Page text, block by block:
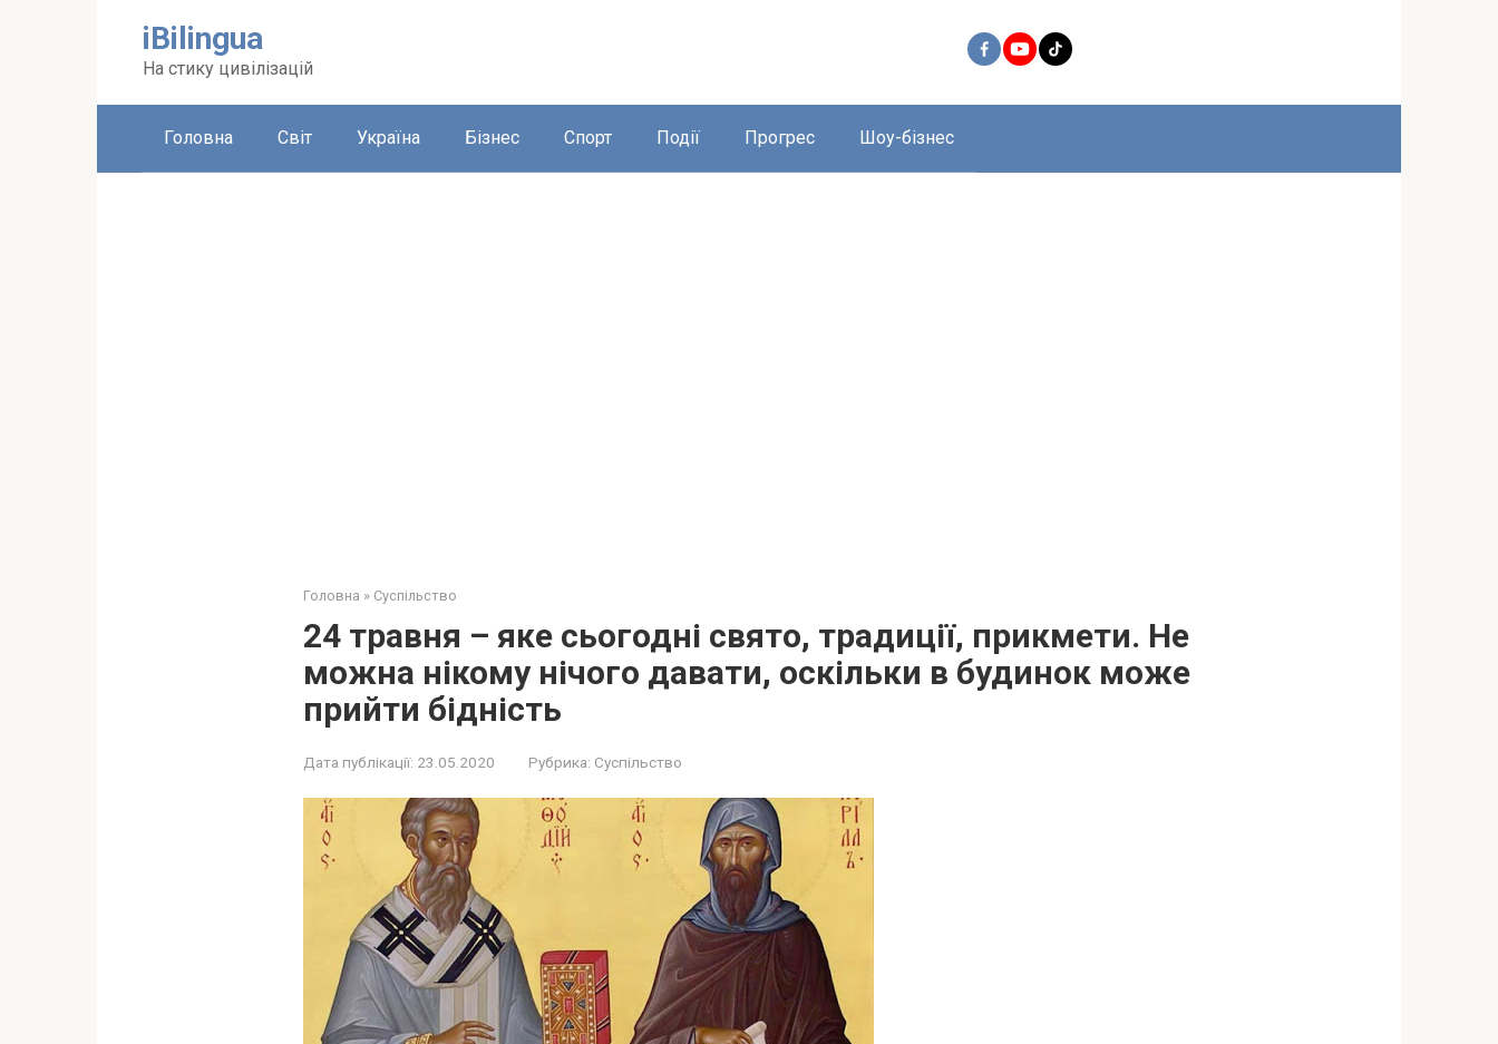
iBilingua
На стику цивілізацій
Головна Світ Україна Бізнес Спорт Події Прогрес Шоу-бізнес
Головна » Суспільство
24 травня – яке сьогодні свято, традиції, прикмети. Не
можна нікому нічого давати, оскільки в будинок може
прийти бідність
Дата публікації: 23.05.2020 Рубрика: Суспільство